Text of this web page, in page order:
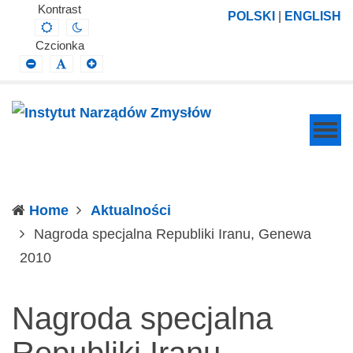
Instytut
Narządów
Zmysłów
Projektowanie,
prowadzenie
prac
rehabilitacji
schorzeń
Kontrast
DefaultNight
Czcionka
SmallerDefaultLarger
POLSKI | ENGLISH
Home
Aktualności
Nagroda specjalna Republiki Iranu, Genewa
2010(current)
Nagroda specjalna